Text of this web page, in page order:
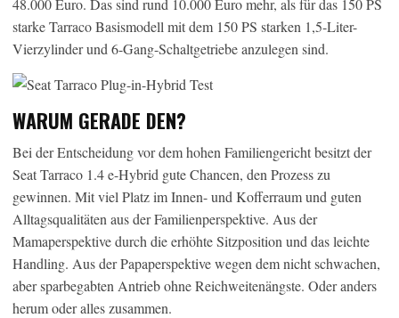
48.000 Euro. Das sind rund 10.000 Euro mehr, als für das 150 PS
starke Tarraco Basismodell mit dem 150 PS starken 1,5-Liter-
Vierzylinder und 6-Gang-Schaltgetriebe anzulegen sind.
WARUM GERADE DEN?
Bei der Entscheidung vor dem hohen Familiengericht besitzt der
Seat Tarraco 1.4 e-Hybrid gute Chancen, den Prozess zu
gewinnen. Mit viel Platz im Innen- und Kofferraum und guten
Alltagsqualitäten aus der Familienperspektive. Aus der
Mamaperspektive durch die erhöhte Sitzposition und das leichte
Handling. Aus der Papaperspektive wegen dem nicht schwachen,
aber sparbegabten Antrieb ohne Reichweitenängste. Oder anders
herum oder alles zusammen.